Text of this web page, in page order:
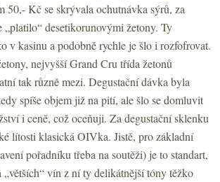
50,- Kč se skrývala ochutnávka sýrů, za
„platilo“ desetikorunovými žetony. Ty
v kasinu a podobně rychle je šlo i rozfofrovat.
nejvyšší Grand Cru třída žetonů
tak různě mezi. Degustační dávka byla
spíše objem již na pití, ale šlo se domluvit
i ceně, což oceňuji. Za degustační sklenku
lítosti klasická OIVka. Jistě, pro základní
pořadníku třeba na soutěži) je to standart,
„větších“ vín z ní ty delikátnější tóny těžko